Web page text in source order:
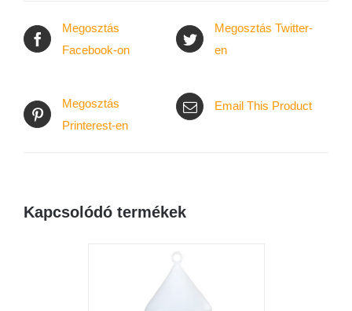
Megosztás
Facebook-on
Megosztás Twitter-
en
Megosztás
Printerest-en
Email This Product
Kapcsolódó termékek